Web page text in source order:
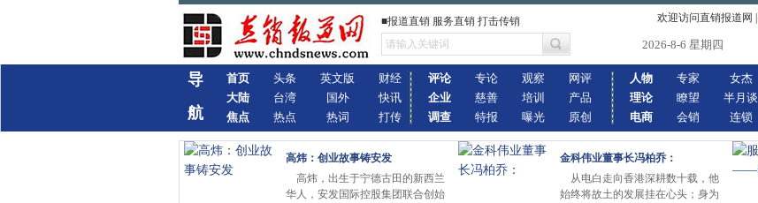
■报道直销 服务直销 打击传销 欢迎访问直销报道网
2026-8-6 星期四
导
航
首页
大陆
焦点
头条
台湾
热点
英文版
国外
热词
财经
快讯
打传
评论
企业
调查
专论
慈善
特报
观察
培训
曝光
网评
产品
原创
人物
理论
电商
专家
瞭望
会销
女杰
半月谈
连锁
高炜：创业故事铸安发
高炜，出生于宁德古田的新西兰
华人，安发国际控股集团联合创始
金科伟业董事长冯柏乔：
从电白走向香港深耕数十载，他
始终将故土的发展挂在心头；身为